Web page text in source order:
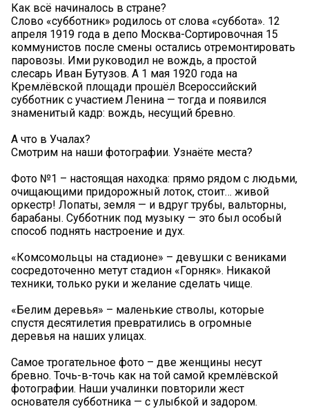
Как всё начиналось в стране?
Слово «субботник» родилось от слова «суббота». 12
апреля 1919 года в депо Москва-Сортировочная 15
коммунистов после смены остались отремонтировать
паровозы. Ими руководил не вождь, а простой
слесарь Иван Бутузов. А 1 мая 1920 года на
Кремлёвской площади прошёл Всероссийский
субботник с участием Ленина — тогда и появился
знаменитый кадр: вождь, несущий бревно.
А что в Учалах?
Смотрим на наши фотографии. Узнаёте места?
Фото №1 – настоящая находка: прямо рядом с людьми,
очищающими придорожный лоток, стоит… живой
оркестр! Лопаты, земля — и вдруг трубы, вальторны,
барабаны. Субботник под музыку — это был особый
способ поднять настроение и дух.
«Комсомольцы на стадионе» – девушки с вениками
сосредоточенно метут стадион «Горняк». Никакой
техники, только руки и желание сделать чище.
«Белим деревья» – маленькие стволы, которые
спустя десятилетия превратились в огромные
деревья на наших улицах.
Самое трогательное фото – две женщины несут
бревно. Точь-в-точь как на той самой кремлёвской
фотографии. Наши учалинки повторили жест
основателя субботника — с улыбкой и задором.